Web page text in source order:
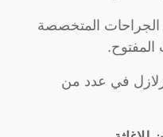
الجراحات المتخصصة
المفتوح.
في عدد من